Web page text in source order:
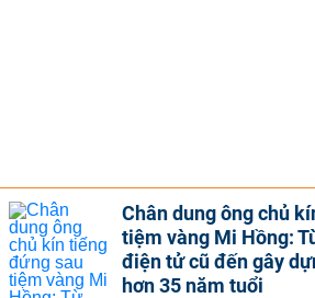
Chân dung ông chủ
tiệm vàng Mi Hồng:
điện tử cũ đến gây
hơn 35 năm tuổi